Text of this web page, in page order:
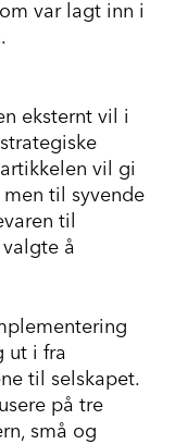
var lagt inn i
eksternt vil i
vil gi
til syvende
til
å
ut i fra
til selskapet.
på tre
små og